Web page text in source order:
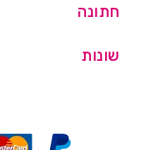
חתונה
שונות